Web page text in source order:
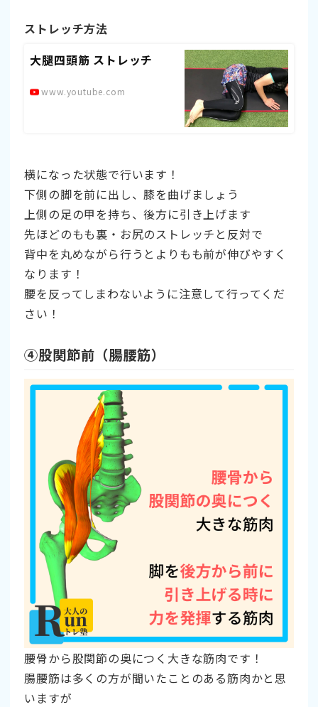
ストレッチ方法
大腿四頭筋 ストレッチ
www.youtube.com
横になった状態で行います！
下側の脚を前に出し、膝を曲げましょう
上側の足の甲を持ち、後方に引き上げます
先ほどのもも裏・お尻のストレッチと反対で
背中を丸めながら行うとよりもも前が伸びやすく
なります！
腰を反ってしまわないように注意して行ってくだ
さい！
➃股関節前（腸腰筋）
腰骨から股関節の奥につく大きな筋肉です！
腸腰筋は多くの方が聞いたことのある筋肉かと思
いますが